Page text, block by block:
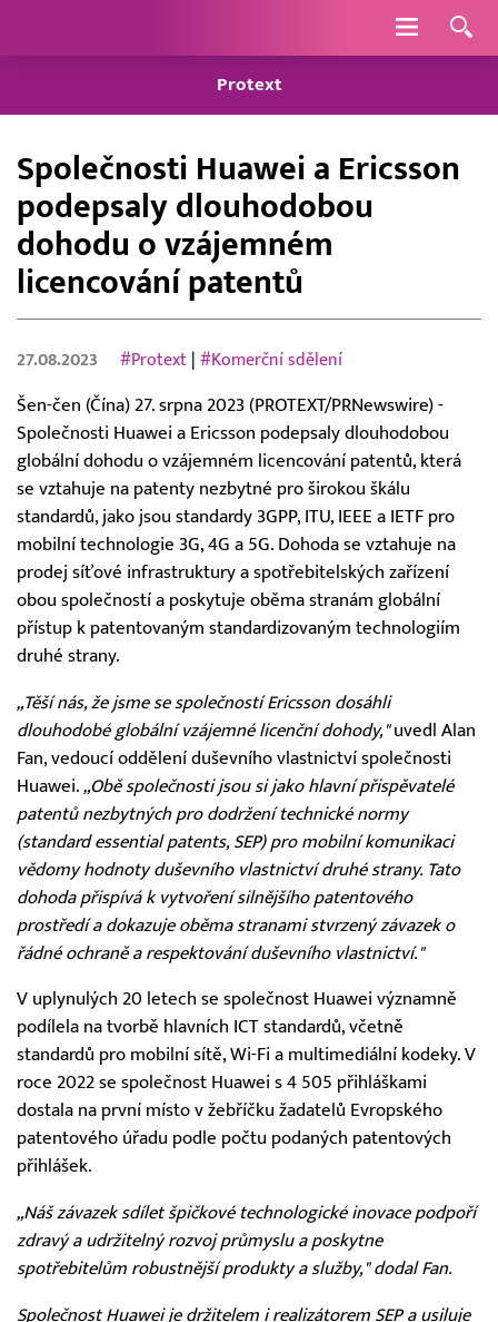
Navigace
Protext
Společnosti Huawei a Ericsson
podepsaly dlouhodobou
dohodu o vzájemném
licencování patentů
27.08.2023 #Protext |#Komerční sdělení
Šen-čen (Čína) 27. srpna 2023 (PROTEXT/PRNewswire) -
Společnosti Huawei a Ericsson podepsaly dlouhodobou
globální dohodu o vzájemném licencování patentů, která
se vztahuje na patenty nezbytné pro širokou škálu
standardů, jako jsou standardy 3GPP, ITU, IEEE a IETF pro
mobilní technologie 3G, 4G a 5G. Dohoda se vztahuje na
prodej síťové infrastruktury a spotřebitelských zařízení
obou společností a poskytuje oběma stranám globální
přístup k patentovaným standardizovaným technologiím
druhé strany.
„Těší nás, že jsme se společností Ericsson dosáhli
dlouhodobé globální vzájemné licenční dohody,"uvedl Alan
Fan, vedoucí oddělení duševního vlastnictví společnosti
Huawei. „Obě společnosti jsou si jako hlavní přispěvatelé
patentů nezbytných pro dodržení technické normy
(standard essential patents, SEP) pro mobilní komunikaci
vědomy hodnoty duševního vlastnictví druhé strany. Tato
dohoda přispívá k vytvoření silnějšího patentového
prostředí a dokazuje oběma stranami stvrzený závazek o
řádné ochraně a respektování duševního vlastnictví."
V uplynulých 20 letech se společnost Huawei významně
podílela na tvorbě hlavních ICT standardů, včetně
standardů pro mobilní sítě, Wi-Fi a multimediální kodeky. V
roce 2022 se společnost Huawei s 4 505 přihláškami
dostala na první místo v žebříčku žadatelů Evropského
patentového úřadu podle počtu podaných patentových
přihlášek.
„Náš závazek sdílet špičkové technologické inovace podpoří
zdravý a udržitelný rozvoj průmyslu a poskytne
spotřebitelům robustnější produkty a služby,"dodal Fan.
Společnost Huawei je držitelem i realizátorem SEP a usiluje